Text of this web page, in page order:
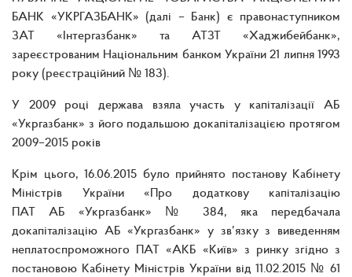
БАНК «УКРГАЗБАНК» (далі – Банк) є правонаступником
ЗАТ «Інтергазбанк» та АТЗТ «Хаджибейбанк»,
зареєстрованим Національним банком України 21 липня 1993
року (реєстраційний № 183).
У 2009 році держава взяла участь у капіталізації АБ
«Укргазбанк» з його подальшою докапіталізацією протягом
2009–2015 років
Крім цього, 16.06.2015 було прийнято постанову Кабінету
Міністрів України «Про додаткову капіталізацію
ПАТ АБ «Укргазбанк» № 384, яка передбачала
докапіталізацію АБ «Укргазбанк» у зв’язку з виведенням
неплатоспроможного ПАТ «АКБ «Київ» з ринку згідно з
постановою Кабінету Міністрів України від 11.02.2015 № 61